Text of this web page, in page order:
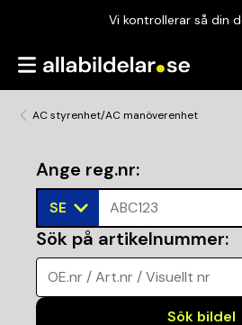
Vi kontrollerar så din
Garanterad
AC styrenhet/AC manöverenhet
Ange reg.nr:
SE ABC123
Sök på artikelnummer:
OE.nr / Art.nr / Visuellt nr
Sök bildel